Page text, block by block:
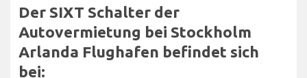
Der SIXT Schalter der
Autovermietung bei Stockholm
Arlanda Flughafen befindet sich
bei: